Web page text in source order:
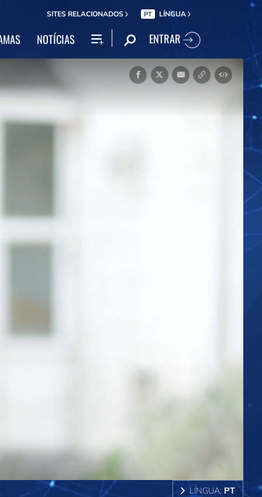
SITES RELACIONADOS PT LÍNGUA
NOTÍCIAS ENTRAR
LÍNGUA: PT